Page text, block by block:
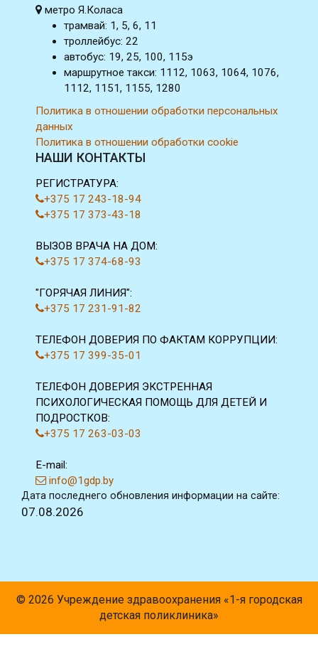
метро Я.Коласа
трамвай: 1, 5, 6, 11
троллейбус: 22
автобус: 19, 25, 100, 115э
маршрутное такси: 1112, 1063, 1064, 1076,
1112, 1151, 1155, 1280
Политика в отношении обработки персональных
данных
Политика в отношении обработки cookie
НАШИ КОНТАКТЫ
РЕГИСТРАТУРА:
+375 17 243-18-94
+375 17 373-43-18
ВЫЗОВ ВРАЧА НА ДОМ:
+375 17 374-68-93
"ГОРЯЧАЯ ЛИНИЯ":
+375 17 231-91-82
ТЕЛЕФОН ДОВЕРИЯ ПО ФАКТАМ КОРРУПЦИИ:
+375 17 399-35-01
ТЕЛЕФОН ДОВЕРИЯ ЭКСТРЕННАЯ
ПСИХОЛОГИЧЕСКАЯ ПОМОЩЬ ДЛЯ ДЕТЕЙ И
ПОДРОСТКОВ:
+375 17 263-03-03
E-mail:
info@1gdp.by
Дата последнего обновления информации на сайте:
07.08.2026
© 2026 Учреждение здравоохранения «1-я городская
детская поликлиника»